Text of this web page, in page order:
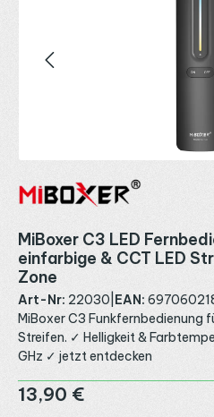
MiBoxer C3 LED
einfarbige & CCT LED
Zone
Art-Nr: 22030 EAN:
MiBoxer C3 Funkfernbedienung
Streifen. ✓ Helligkeit &
GHz ✓ jetzt entdecken
Regulärer Preis:
13,90 €